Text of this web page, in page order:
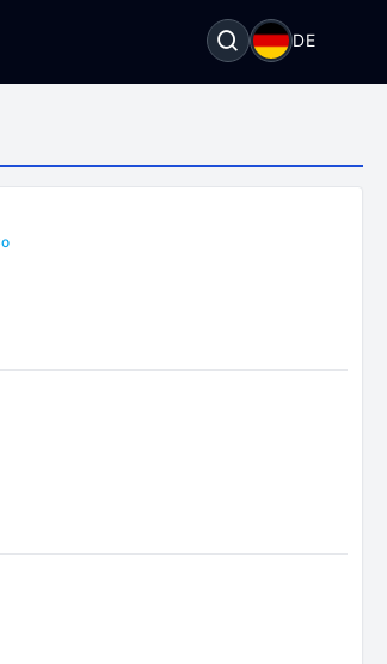
DE